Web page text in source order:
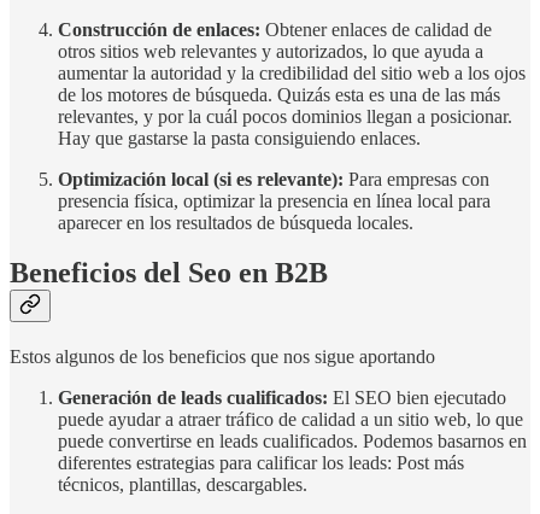
Construcción de enlaces: Obtener enlaces de calidad de
otros sitios web relevantes y autorizados, lo que ayuda a
aumentar la autoridad y la credibilidad del sitio web a los ojos
de los motores de búsqueda. Quizás esta es una de las más
relevantes, y por la cuál pocos dominios llegan a posicionar.
Hay que gastarse la pasta consiguiendo enlaces.
Optimización local (si es relevante): Para empresas con
presencia física, optimizar la presencia en línea local para
aparecer en los resultados de búsqueda locales.
Beneficios del Seo en B2B
Estos algunos de los beneficios que nos sigue aportando
Generación de leads cualificados: El SEO bien ejecutado
puede ayudar a atraer tráfico de calidad a un sitio web, lo que
puede convertirse en leads cualificados. Podemos basarnos en
diferentes estrategias para calificar los leads: Post más
técnicos, plantillas, descargables.